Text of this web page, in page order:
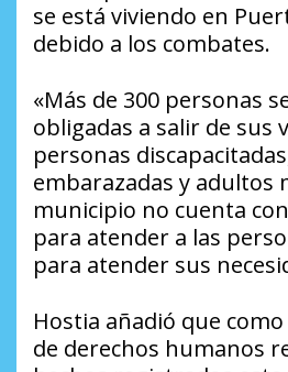
se está viviendo en
debido a los combates.
«Más de 300 personas
obligadas a salir de sus
personas
embarazadas y adultos
municipio no cuenta
para atender a las
para atender sus
Hostia añadió que
de derechos humanos